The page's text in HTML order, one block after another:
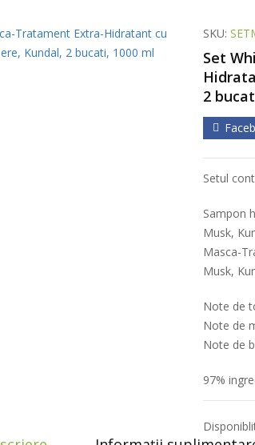
SKU:
Set
2
Setul
Sampon
Musk,
Masca-
Musk,
Note de
Note de
Note de
97%